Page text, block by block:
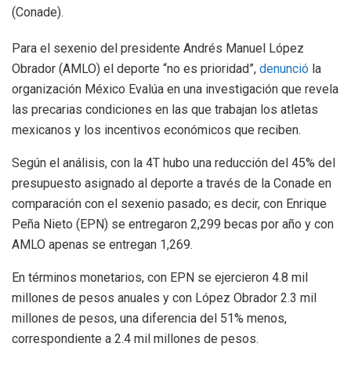
(Conade).
Para el sexenio del presidente Andrés Manuel López
Obrador (AMLO) el deporte “no es prioridad”, denunció la
organización México Evalúa en una investigación que revela
las precarias condiciones en las que trabajan los atletas
mexicanos y los incentivos económicos que reciben.
Según el análisis, con la 4T hubo una reducción del 45% del
presupuesto asignado al deporte a través de la Conade en
comparación con el sexenio pasado; es decir, con Enrique
Peña Nieto (EPN) se entregaron 2,299 becas por año y con
AMLO apenas se entregan 1,269.
En términos monetarios, con EPN se ejercieron 4.8 mil
millones de pesos anuales y con López Obrador 2.3 mil
millones de pesos, una diferencia del 51% menos,
correspondiente a 2.4 mil millones de pesos.